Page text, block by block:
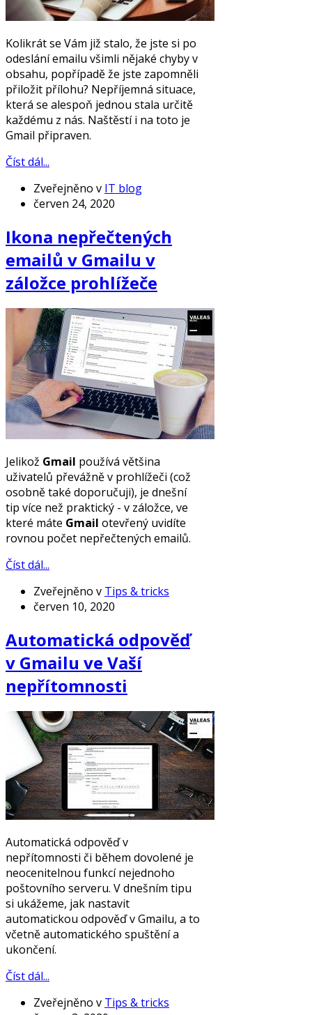
Kolikrát se Vám již stalo, že jste si po
odeslání emailu všimli nějaké chyby v
obsahu, popřípadě že jste zapomněli
přiložit přílohu? Nepříjemná situace,
která se alespoň jednou stala určitě
každému z nás. Naštěstí i na toto je
Gmail připraven.
Číst dál...
Zveřejněno v IT blog
červen 24, 2020
Ikona nepřečtených
emailů v Gmailu v
záložce prohlížeče
Jelikož Gmail používá většina
uživatelů převážně v prohlížeči (což
osobně také doporučuji), je dnešní
tip více než praktický - v záložce, ve
které máte Gmail otevřený uvidíte
rovnou počet nepřečtených emailů.
Číst dál...
Zveřejněno v Tips & tricks
červen 10, 2020
Automatická odpověď
v Gmailu ve Vaší
nepřítomnosti
Automatická odpověď v
nepřítomnosti či během dovolené je
neocenitelnou funkcí nejednoho
poštovního serveru. V dnešním tipu
si ukážeme, jak nastavit
automatickou odpověď v Gmailu, a to
včetně automatického spuštění a
ukončení.
Číst dál...
Zveřejněno v Tips & tricks